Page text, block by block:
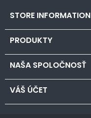
STORE INFORMATION
PRODUKTY
NAŠA SPOLOČNOSŤ
VÁŠ ÚČET